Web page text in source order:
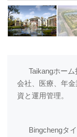
Taikangホーム
会社、医療、年
資と運用管理。
Bingchengタイ